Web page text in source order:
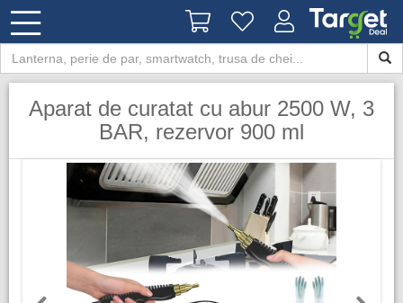
Aparat de curatat cu abur 2500 W, 3
BAR, rezervor 900 ml